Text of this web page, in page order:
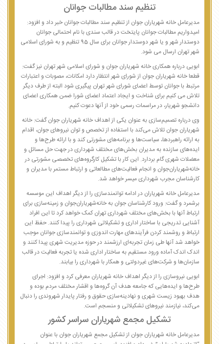
تنظیم سند مطالبات جوانان
مدیرعامل خانه شهریاران جوان از تنظیم سند مطالبات جوانان خبر داد و افزود:
امیدواریم مطالبات جوانان پایتخت در قالب سندی با نام احتمالی جوانان
دوستدار شهر و یا شهر دوستدار جوانان برای سال 95 تنظیم و به شورای اسلامی
شهر تهران ارسال می شود.
ابویی درباره همکاری خانه شهریاران جوان و شورای اسلامی شهر تهران نیز گفت:
قطعا خانه شهریاران جوان از شورای شهر انتظار دارد امکانات، مصوبات و اعتبارات
مرتبط با جوانان توسط اعضای شورای شهر تهران پیگیری شود البته از طرف دیگر
تلاش می کنیم برای شناخت و ایجاد اعتماد اعضای شورا ضمن همکاری اعضای
دانشجو شهریار، در مراسمات رسمی خود از آنها دعوت کنیم.
وی درباره تصمیم‌سازی به عنوان یکی از اهداف خانه شهریاران جوان گفت: خانه‌
شهریاران‌ جوان تلاش می‌کند با استفاده از تخصص و توان نیروهای جوان، اقدام
به ارائه راهبردها، سیاست‌ها و برنامه‌های مشورتی کند و با ارائه طرح‌ها و
ایده‌های سازنده به مدیران بخش‌های مختلف شهرداری در جهت حل مسائل و
معضلات شهری گام بردارد. این کار با تشکیل کارگروه‌های تخصصی مشورتی در
خانه‌شهریاران‌جوان و انجام فعالیت‌های مطالعاتی و ارتباط مستمر با مدیران و
کارشناسان مجرب شهرداری میسر خواهد شد.
مدیرعامل خانه شهریاران در ادامه توانمندسازی را از دیگر اهداف این موسسه
برشمرد و گفت: ورود کارشناسان جوان به خانه‌شهریاران‌جوان و زمینه‌سازی برای
ارتباط آنها با بخش‌های مختلف شهرداری تهران کمک خواهد کرد تا این افراد
آشنایی تدریجی با ساختار اداری و تشکیلاتی شهرداری را پیدا کنند. حفظ این
ارتباط و روشمند کردن فرآیندهای مهارت اندوزی و توانمندسازی جوانان موجب
خواهد شد آنها طی زمان تجربه‌ای ارزشمند در حوزه مدیریت شهری پیدا کنند و
اندک اندک آماده ورود مستقیم به ساختار اداری شده یا تجربه فعالیت در قالب
سازمان‌ها و شرکت‌های غیردولتی و همکار با شهرداری را بیابند.
ابویی نیروسازی را از دیگر اهداف خانه شهریاران معرفی کرد و افزود: اجرای
طرح‌ها و ایده‌هایی که جامعه هدف آن گروه‌ها و اقشار مختلف مردم بوده و
هدف بهبود زیست شهری و نهادینه‌سازی حقوق و رفتار پایدار شهروندی را دنبال
می‌کند، نیازمند نیروهای تشکیلاتی و منسجم است.
تشکیل مجمع شهریاران سراسر کشور
مدیرعامل خانه شهریاران جوان از تشکیل مجمع شهریاران جوان با عنوان